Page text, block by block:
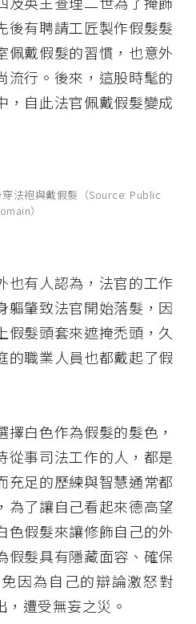
後有聘請工匠製作假髮髮
佩戴假髮的習慣，也意外
流行。後來，這股時髦的
，自此法官佩戴假髮變成
法袍與戴假髮（Source: Public
）
也有人認為，法官的工作
軀肇致法官開始落髮，因
假髮頭套來遮掩禿頭，久
的職業人員也都戴起了假
白色作為假髮的髮色，
從事司法工作的人，都是
充足的歷練與智慧通常都
為了讓自己看起來德高望
色假髮來讓修飾自己的外
假髮具有隱藏面容、確保
因為自己的辯論激怒對
遭受無妄之災。